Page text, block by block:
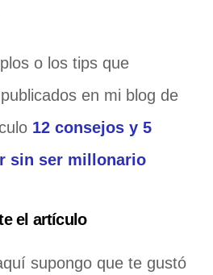
o los tips que
en mi blog de
12 consejos y 5
sin ser millonario
el artículo
supongo que te gustó